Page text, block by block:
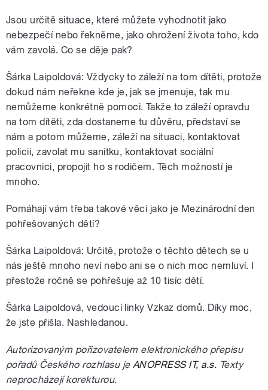
Jsou určitě situace, které můžete vyhodnotit jako
nebezpečí nebo řekněme, jako ohrožení života toho, kdo
vám zavolá. Co se děje pak?
Šárka Laipoldová: Vždycky to záleží na tom dítěti, protože
dokud nám neřekne kde je, jak se jmenuje, tak mu
nemůžeme konkrétně pomoci. Takže to záleží opravdu
na tom dítěti, zda dostaneme tu důvěru, představí se
nám a potom můžeme, záleží na situaci, kontaktovat
policii, zavolat mu sanitku, kontaktovat sociální
pracovnici, propojit ho s rodičem. Těch možností je
mnoho.
Pomáhají vám třeba takové věci jako je Mezinárodní den
pohřešovaných dětí?
Šárka Laipoldová: Určitě, protože o těchto dětech se u
nás ještě mnoho neví nebo ani se o nich moc nemluví. I
přestože ročně se pohřešuje až 10 tisíc dětí.
Šárka Laipoldová, vedoucí linky Vzkaz domů. Díky moc,
že jste přišla. Nashledanou.
Autorizovaným pořizovatelem elektronického přepisu
pořadů Českého rozhlasu je ANOPRESS IT, a.s. Texty
neprocházejí korekturou.